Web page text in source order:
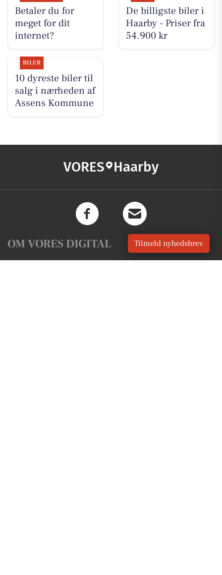
Betaler du for
meget for dit
internet?
De billigste biler i
Haarby - Priser fra
54.900 kr
BILER
10 dyreste biler til
salg i nærheden af
Assens Kommune
VORES Haarby
OM VORES DIGITAL Tilmeld nyhedsbrev